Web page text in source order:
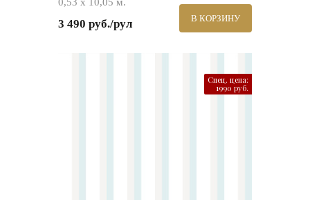
3 490 руб./рул В КОРЗИНУ
Спец. цена:
1990 руб.